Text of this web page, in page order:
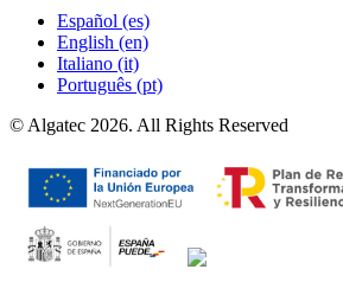
Español (es)
English (en)
Italiano (it)
Português (pt)
© Algatec 2026. All Rights Reserved